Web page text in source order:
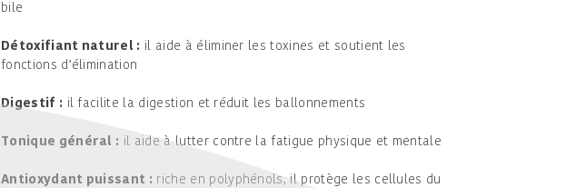
bile
Détoxifiant naturel : il aide à éliminer les toxines et soutient les
fonctions d’élimination
Digestif : il facilite la digestion et réduit les ballonnements
Tonique général : il aide à lutter contre la fatigue physique et mentale
Antioxydant puissant : riche en polyphénols, il protège les cellules du